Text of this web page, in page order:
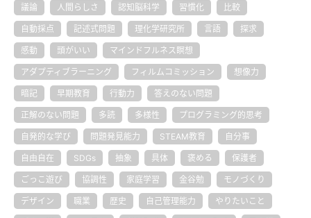
議論 人間らしさ 認知脳科学 習慣化 比較
自動採点 記述式問題 理化学研究所 言語 探求
感動 頭がいい マインドフルネス瞑想
アダプティブラーニング フィルムコミッション 想像力
暗記 早期教育 行動力 答えのない問題
正解のない問題 多読 多様性 プログラミング的思考
自発的な学び 問題発見能力 STEAM教育 自分事
自由自在 SDGs 抽象 具体 褒める 保護者
ごっこ遊び 協調性 家庭学習 金谷勉 モノづくり
デザイン 職業 歴史 自己管理能力 やりたいこと